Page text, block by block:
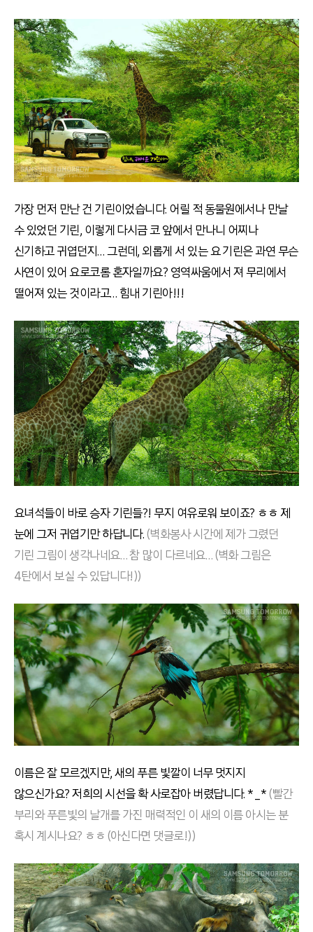
가장 먼저 만난 건 기린이었습니다. 어릴 적 동물원에서나 만날
수 있었던 기린, 이렇게 다시금 코 앞에서 만나니 어찌나
신기하고 귀엽던지… 그런데, 외롭게 서 있는 요 기린은 과연 무슨
사연이 있어 요로코롬 혼자일까요? 영역싸움에서 져 무리에서
떨어져 있는 것이라고… 힘내 기린아!!!
요녀석들이 바로 승자 기린들?! 무지 여유로워 보이죠? ㅎㅎ 제
눈에 그저 귀엽기만 하답니다.(벽화봉사 시간에 제가 그렸던
기린 그림이 생각나네요… 참 많이 다르네요… (벽화 그림은
4탄에서 보실 수 있답니다!))
이름은 잘 모르겠지만, 새의 푸른 빛깔이 너무 멋지지
않으신가요? 저희의 시선을 확 사로잡아 버렸답니다. *_*(빨간
부리와 푸른빛의 날개를 가진 매력적인 이 새의 이름 아시는 분
혹시 계시나요? ㅎㅎ (아신다면 댓글로!))